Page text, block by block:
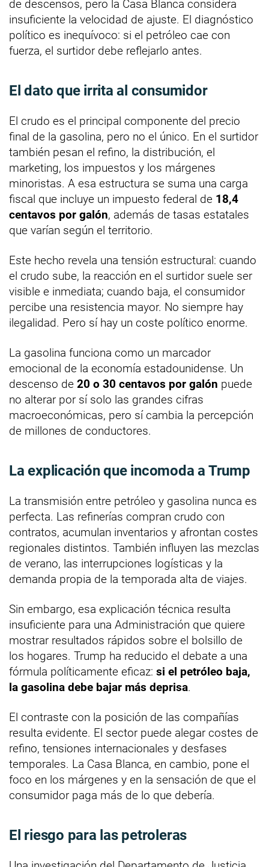
de descensos, pero la Casa Blanca considera
insuficiente la velocidad de ajuste. El diagnóstico
político es inequívoco: si el petróleo cae con
fuerza, el surtidor debe reflejarlo antes.
El dato que irrita al consumidor
El crudo es el principal componente del precio
final de la gasolina, pero no el único. En el surtidor
también pesan el refino, la distribución, el
marketing, los impuestos y los márgenes
minoristas. A esa estructura se suma una carga
fiscal que incluye un impuesto federal de 18,4
centavos por galón, además de tasas estatales
que varían según el territorio.
Este hecho revela una tensión estructural: cuando
el crudo sube, la reacción en el surtidor suele ser
visible e inmediata; cuando baja, el consumidor
percibe una resistencia mayor. No siempre hay
ilegalidad. Pero sí hay un coste político enorme.
La gasolina funciona como un marcador
emocional de la economía estadounidense. Un
descenso de 20 o 30 centavos por galón puede
no alterar por sí solo las grandes cifras
macroeconómicas, pero sí cambia la percepción
de millones de conductores.
La explicación que incomoda a Trump
La transmisión entre petróleo y gasolina nunca es
perfecta. Las refinerías compran crudo con
contratos, acumulan inventarios y afrontan costes
regionales distintos. También influyen las mezclas
de verano, las interrupciones logísticas y la
demanda propia de la temporada alta de viajes.
Sin embargo, esa explicación técnica resulta
insuficiente para una Administración que quiere
mostrar resultados rápidos sobre el bolsillo de
los hogares. Trump ha reducido el debate a una
fórmula políticamente eficaz: si el petróleo baja,
la gasolina debe bajar más deprisa.
El contraste con la posición de las compañías
resulta evidente. El sector puede alegar costes de
refino, tensiones internacionales y desfases
temporales. La Casa Blanca, en cambio, pone el
foco en los márgenes y en la sensación de que el
consumidor paga más de lo que debería.
El riesgo para las petroleras